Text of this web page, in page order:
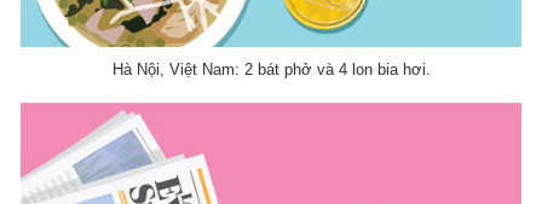
Hà Nội, Việt Nam: 2 bát phở và 4 lon bia hơi.